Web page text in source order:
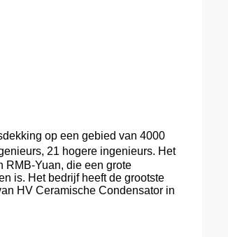
dekking op een gebied van 4000
21 hogere ingenieurs. Het
RMB-Yuan, die een grote
is. Het bedrijf heeft de grootste
HV Ceramische Condensator in